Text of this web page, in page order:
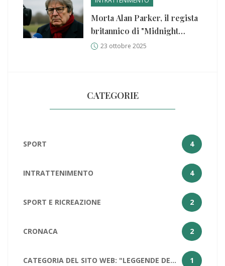
Morta Alan Parker, il regista
britannico di "Midnight
Express" e "Fame"
23 ottobre 2025
CATEGORIE
SPORT 4
INTRATTENIMENTO 4
SPORT E RICREAZIONE 2
CRONACA 2
CATEGORIA DEL SITO WEB: "LEGGENDE DELLA PALLACANESTRO: LEBRON JAMES 1